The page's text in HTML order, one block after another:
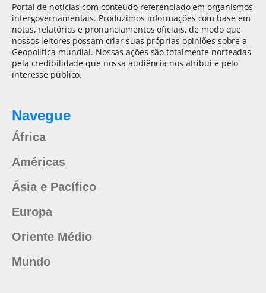
Portal de notícias com conteúdo referenciado em organismos
intergovernamentais. Produzimos informações com base em
notas, relatórios e pronunciamentos oficiais, de modo que
nossos leitores possam criar suas próprias opiniões sobre a
Geopolítica mundial. Nossas ações são totalmente norteadas
pela credibilidade que nossa audiência nos atribui e pelo
interesse público.
Navegue
África
Américas
Ásia e Pacífico
Europa
Oriente Médio
Mundo